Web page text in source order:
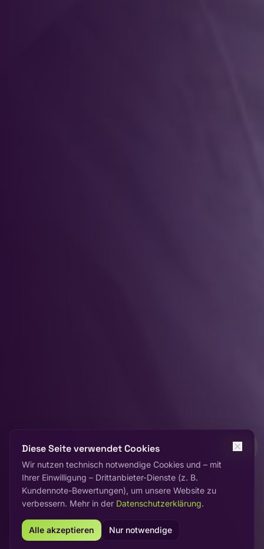
Diese Seite verwendet Cookies
Wir nutzen technisch notwendige Cookies und – mit
Ihrer Einwilligung – Drittanbieter-Dienste (z. B.
Kundennote-Bewertungen), um unsere Website zu
verbessern. Mehr in der Datenschutzerklärung.
Alle akzeptieren Nur notwendige